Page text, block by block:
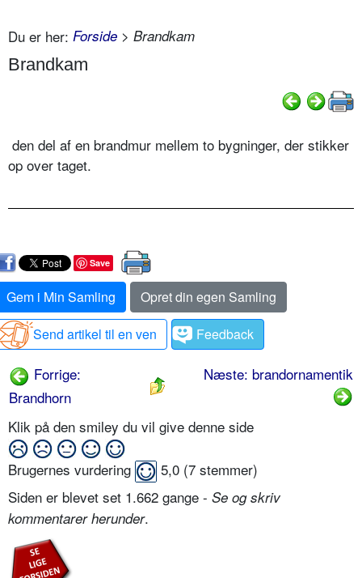
Du er her: Forside > Brandkam
Brandkam
den del af en brandmur mellem to bygninger, der stikker
op over taget.
Save
Gem i Min Samling
Opret din egen Samling
Send artikel til en ven
Feedback
Forrige:
Brandhorn
Næste: brandornamentik
Klik på den smiley du vil give denne side
Brugernes vurdering 5,0 (7 stemmer)
Siden er blevet set 1.662 gange - Se og skriv
kommentarer herunder.